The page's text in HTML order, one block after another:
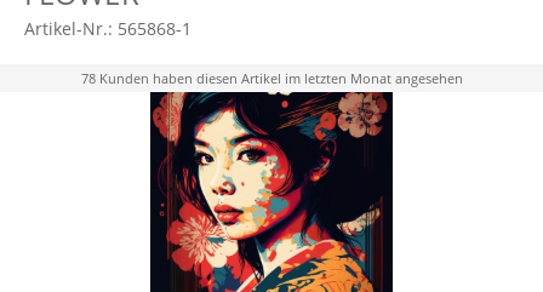
Artikel-Nr.: 565868-1
78 Kunden haben diesen Artikel im letzten Monat angesehen